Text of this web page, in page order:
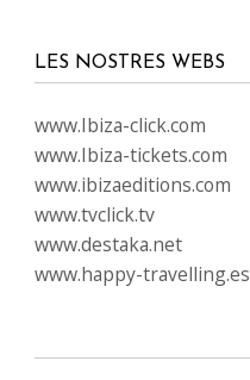
LES NOSTRES WEBS
www.Ibiza-click.com
www.Ibiza-tickets.com
www.ibizaeditions.com
www.tvclick.tv
www.destaka.net
www.happy-travelling.es